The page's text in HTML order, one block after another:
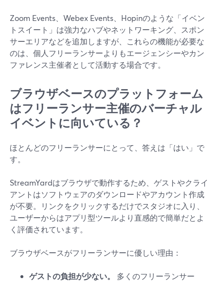
Zoom Events、Webex Events、Hopinのような「イベン
トスイート」は強力なハブやネットワーキング、スポン
サーエリアなどを追加しますが、これらの機能が必要な
のは、個人フリーランサーよりもエージェンシーやカン
ファレンス主催者として活動する場合です。
ブラウザベースのプラットフォーム
はフリーランサー主催のバーチャル
イベントに向いている？
ほとんどのフリーランサーにとって、答えは「はい」で
す。
StreamYardはブラウザで動作するため、ゲストやクライ
アントはソフトウェアのダウンロードやアカウント作成
が不要。リンクをクリックするだけでスタジオに入り、
ユーザーからはアプリ型ツールより直感的で簡単だとよ
く評価されています。
ブラウザベースがフリーランサーに優しい理由：
ゲストの負担が少ない。
多くのフリーランサー